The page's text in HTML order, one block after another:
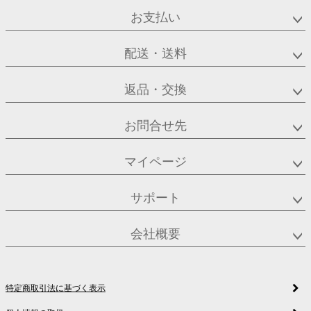
お支払い
配送・送料
返品・交換
お問合せ先
マイページ
サポート
会社概要
特定商取引法に基づく表示